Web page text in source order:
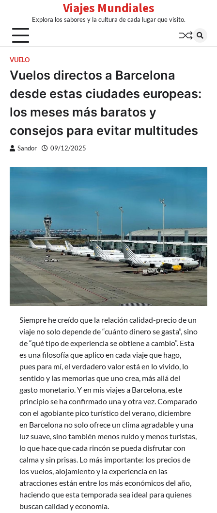
content
Viajes Mundiales
Explora los sabores y la cultura de cada lugar que visito.
VUELO
Vuelos directos a Barcelona
desde estas ciudades europeas:
los meses más baratos y
consejos para evitar multitudes
Sandor 09/12/2025
Siempre he creído que la relación calidad-precio de un
viaje no solo depende de “cuánto dinero se gasta”, sino
de “qué tipo de experiencia se obtiene a cambio”. Esta
es una filosofía que aplico en cada viaje que hago,
pues para mí, el verdadero valor está en lo vivido, lo
sentido y las memorias que uno crea, más allá del
gasto monetario. Y en mis viajes a Barcelona, este
principio se ha confirmado una y otra vez. Comparado
con el agobiante pico turístico del verano, diciembre
en Barcelona no solo ofrece un clima agradable y una
luz suave, sino también menos ruido y menos turistas,
lo que hace que cada rincón se pueda disfrutar con
calma y sin prisas. Lo más importante: los precios de
los vuelos, alojamiento y la experiencia en las
atracciones están entre los más económicos del año,
haciendo que esta temporada sea ideal para quienes
buscan calidad y economía.